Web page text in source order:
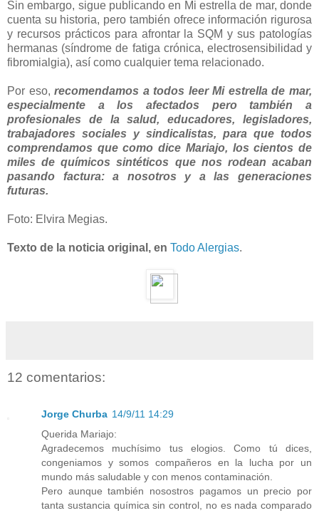
Sin embargo, sigue publicando en Mi estrella de mar, donde
cuenta su historia, pero también ofrece información rigurosa
y recursos prácticos para afrontar la SQM y sus patologías
hermanas (síndrome de fatiga crónica, electrosensibilidad y
fibromialgia), así como cualquier tema relacionado.
Por eso,recomendamos a todos leer Mi estrella de mar,
especialmente a los afectados pero también a
profesionales de la salud, educadores, legisladores,
trabajadores sociales y sindicalistas, para que todos
comprendamos que como dice Mariajo, los cientos de
miles de químicos sintéticos que nos rodean acaban
pasando factura: a nosotros y a las generaciones
futuras.
Foto: Elvira Megias.
Texto de la noticia original, en Todo Alergias.
12 comentarios:
Jorge Churba 14/9/11 14:29
Querida Mariajo:
Agradecemos muchísimo tus elogios. Como tú dices,
congeniamos y somos compañeros en la lucha por un
mundo más saludable y con menos contaminación.
Pero aunque también nosostros pagamos un precio por
tanta sustancia química sin control, no es nada comparado